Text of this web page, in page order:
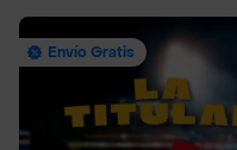
Envío Gratis